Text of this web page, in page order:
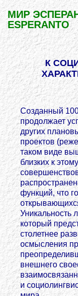
МИР
ESPERANTO
К
Созданный
продолжает
других
проектов
таком виде
близких к
функций, что
Уникальность
который
столетнее
осмысления
внешнего
и